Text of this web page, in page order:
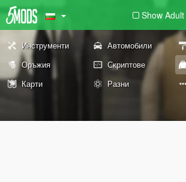
Show Adult
Инструменти Автомобили
Оръжия Скриптове
Карти
Разни